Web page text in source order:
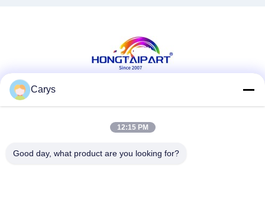
Hızlı iletişim
Carys
12:15 PM
Good day, what product are you looking for?